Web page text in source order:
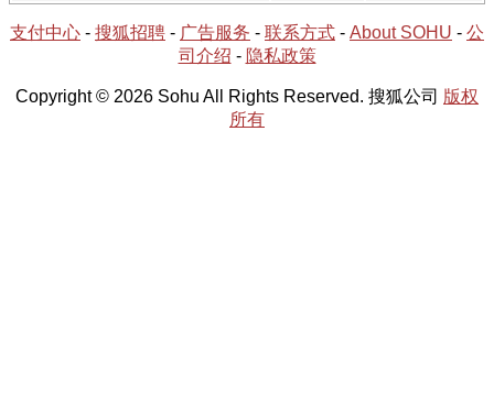
支付中心 - 搜狐招聘 - 广告服务 - 联系方式 - About SOHU - 公
司介绍 - 隐私政策
Copyright © 2026 Sohu All Rights Reserved. 搜狐公司 版权
所有